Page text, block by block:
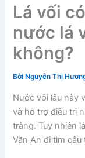
Lá vối
nước lá
không?
Bởi Nguyễn Thị
Nước vối lâu này
và hỗ trợ điều trị
tràng. Tuy nhiên
Văn An đi tìm